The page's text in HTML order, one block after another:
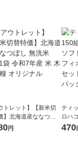
トレット】【新米切
】北海道産ななつぼ
米 5kg 1袋 令和7年産
円
ティ
ロハ
ック
470